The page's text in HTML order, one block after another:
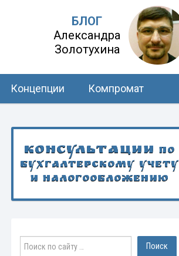
БЛОГ
Александра
Золотухина
Концепции Компромат
Консультации по
бухгалтерскому учету
и налогообложению